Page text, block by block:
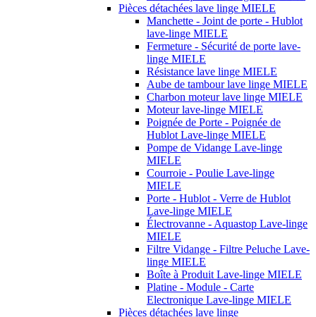
Pièces détachées lave linge MIELE
Manchette - Joint de porte - Hublot
lave-linge MIELE
Fermeture - Sécurité de porte lave-
linge MIELE
Résistance lave linge MIELE
Aube de tambour lave linge MIELE
Charbon moteur lave linge MIELE
Moteur lave-linge MIELE
Poignée de Porte - Poignée de
Hublot Lave-linge MIELE
Pompe de Vidange Lave-linge
MIELE
Courroie - Poulie Lave-linge
MIELE
Porte - Hublot - Verre de Hublot
Lave-linge MIELE
Électrovanne - Aquastop Lave-linge
MIELE
Filtre Vidange - Filtre Peluche Lave-
linge MIELE
Boîte à Produit Lave-linge MIELE
Platine - Module - Carte
Electronique Lave-linge MIELE
Pièces détachées lave linge